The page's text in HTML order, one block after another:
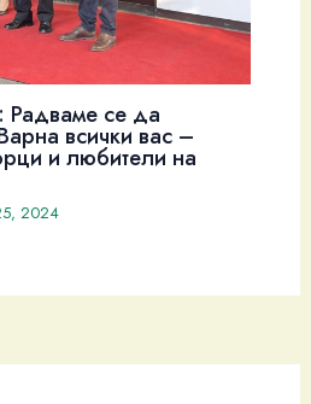
Радваме се да
всички вас –
и любители на
2024